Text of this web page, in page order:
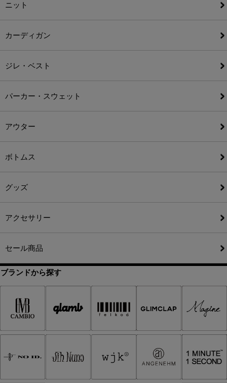
ニット
カーディガン
ジレ・ベスト
パーカー・スウェット
アウター
ボトムス
グッズ
アクセサリー
セール商品
ブランドから探す